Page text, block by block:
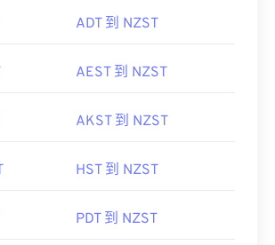
ADT 到 NZST
AEST 到 NZST
AKST 到 NZST
HST 到 NZST
PDT 到 NZST